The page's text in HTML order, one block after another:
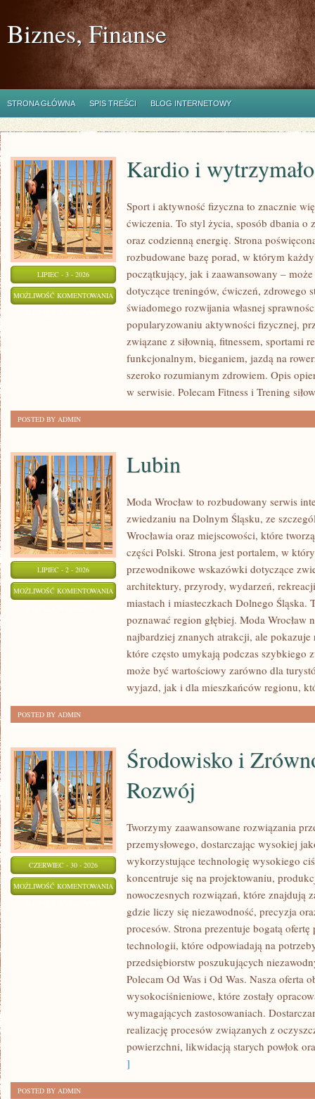
Biznes, Finanse
STRONA GŁÓWNA SPIS TREŚCI BLOG INTERNETOWY
LIPIEC - 3 - 2026
MOŻLIWOŚĆ KOMENTOWANIA KARDIO
WYTRZYMAŁOŚĆ
Kardio i
Sport i aktywność fizyczna to znacznie
ćwiczenia. To styl życia, sposób dbania o
oraz codzienną energię. Strona
rozbudowane bazę porad, w którym
początkujący, jak i zaawansowany –
dotyczące treningów, ćwiczeń, zdrowego
świadomego rozwijania własnej
popularyzowaniu aktywności fizycznej,
związane z siłownią, fitnessem, sportami
funkcjonalnym, bieganiem, jazdą na
szeroko rozumianym zdrowiem. Opis
w serwisie. Polecam Fitness i Trening
POSTED BY ADMIN
LIPIEC - 2 - 2026
MOŻLIWOŚĆ KOMENTOWANIA LUBIN
Lubin
Moda Wrocław to rozbudowany serwis
zwiedzaniu na Dolnym Śląsku, ze
Wrocławia oraz miejscowości, które
części Polski. Strona jest portalem, w
przewodnikowe wskazówki dotyczące
architektury, przyrody, wydarzeń,
miastach i miasteczkach Dolnego Śląska.
poznawać region głębiej. Moda Wrocław
najbardziej znanych atrakcji, ale
które często umykają podczas szybkiego
może być wartościowy zarówno dla
wyjazd, jak i dla mieszkańców regionu,
POSTED BY ADMIN
CZERWIEC - 30 - 2026
MOŻLIWOŚĆ KOMENTOWANIA
ZRÓWNOWAŻONY
Środowisko i
Rozwój
Tworzymy zaawansowane rozwiązania
przemysłowego, dostarczając wysokiej
wykorzystujące technologię wysokiego
koncentruje się na projektowaniu,
nowoczesnych rozwiązań, które znajdują
gdzie liczy się niezawodność, precyzja
procesów. Strona prezentuje bogatą ofertę
technologii, które odpowiadają na
przedsiębiorstw poszukujących
Polecam Od Was i Od Was. Nasza oferta
wysokociśnieniowe, które zostały
wymagających zastosowaniach.
realizację procesów związanych z
powierzchni, likwidacją starych powłok
]
POSTED BY ADMIN